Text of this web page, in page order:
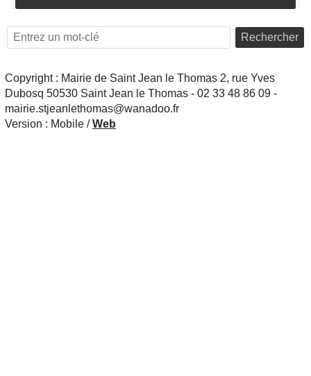
Rechercher
Copyright : Mairie de Saint Jean le Thomas 2, rue Yves
Dubosq 50530 Saint Jean le Thomas - 02 33 48 86 09 -
mairie.stjeanlethomas@wanadoo.fr
Version : Mobile /Web